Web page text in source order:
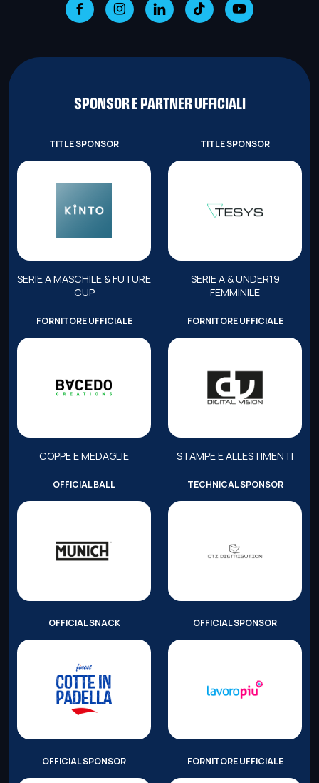
SPONSOR E PARTNER UFFICIALI
TITLE SPONSOR
SERIE A MASCHILE & FUTURE
CUP
TITLE SPONSOR
SERIE A & UNDER19
FEMMINILE
FORNITORE UFFICIALE
COPPE E MEDAGLIE
FORNITORE UFFICIALE
STAMPE E ALLESTIMENTI
OFFICIAL BALL TECHNICAL SPONSOR
OFFICIAL SNACK OFFICIAL SPONSOR
OFFICIAL SPONSOR FORNITORE UFFICIALE